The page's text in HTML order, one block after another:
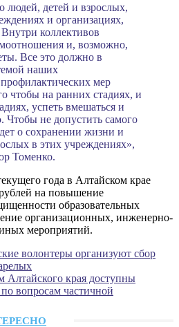
людей, детей и взрослых,
и организациях,
коллективов
и, возможно,
Все это должно в
наших
мер
чтобы на ранних стадиях, и
успеть вмешаться и
Чтобы не допустить самого
о сохранении жизни и
в этих учреждениях»,
Томенко.
года в Алтайском крае
на повышение
образовательных
организационных, инженерно-
мероприятий.
волонтеры организуют сбор
Алтайского края доступны
вопросам частичной